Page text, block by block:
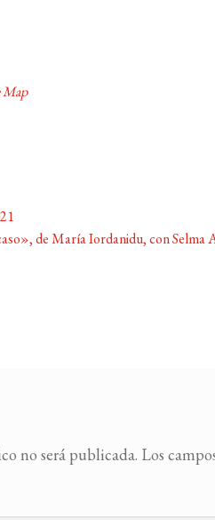
Map
de María Iordanidu, con Selma
no será publicada. Los